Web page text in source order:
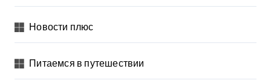
Новости плюс
Питаемся в путешествии